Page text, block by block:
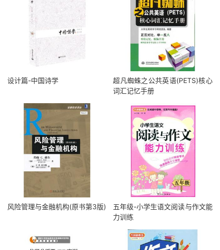
设计篇-中国诗学
超凡蜘蛛之公共英语(PETS)核心
词汇记忆手册
风险管理与金融机构(原书第3版)
五年级-小学生语文阅读与作文能
力训练